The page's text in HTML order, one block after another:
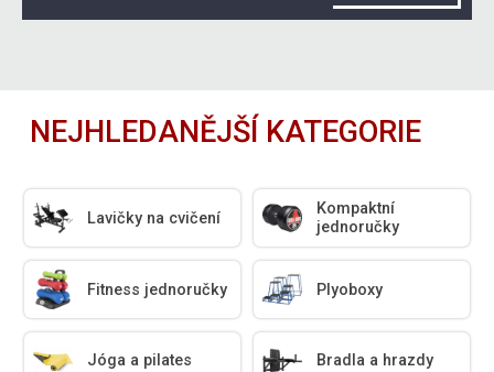
NEJHLEDANĚJŠÍ KATEGORIE
Lavičky na cvičení
Kompaktní
jednoručky
Fitness jednoručky Plyoboxy
Jóga a pilates Bradla a hrazdy